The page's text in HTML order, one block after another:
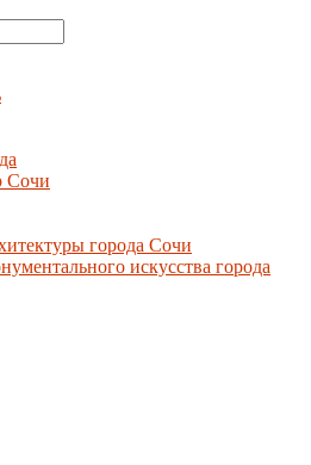
Сочи
города Сочи
искусства города